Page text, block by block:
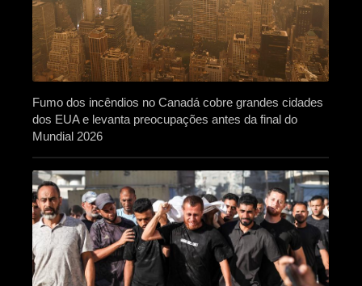
Fumo dos incêndios no Canadá cobre grandes cidades
dos EUA e levanta preocupações antes da final do
Mundial 2026